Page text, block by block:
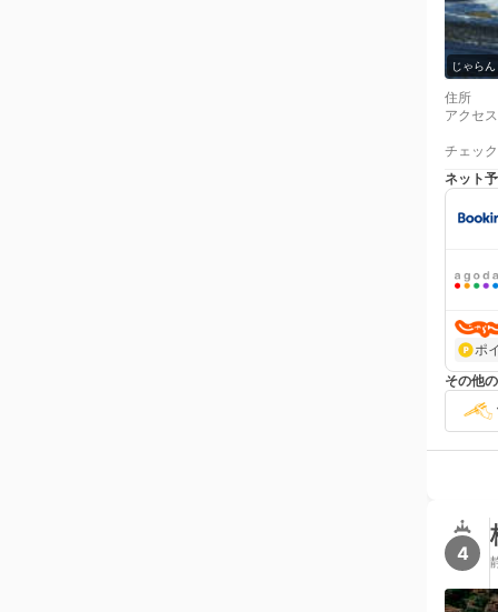
じゃらん
住所
アクセス
チェッ
ネット
ポ
その他
4